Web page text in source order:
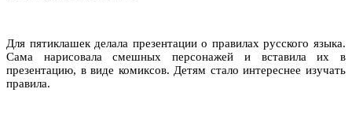
Для пятиклашек делала презентации о правилах русского языка.
Сама нарисовала смешных персонажей и вставила их в
презентацию, в виде комиксов. Детям стало интереснее изучать
правила.